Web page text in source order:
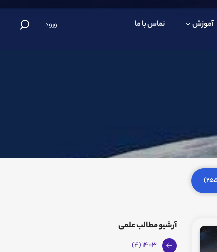
آموزش تماس با ما ورود
آرشیو مطالب علمی
1403 (4)